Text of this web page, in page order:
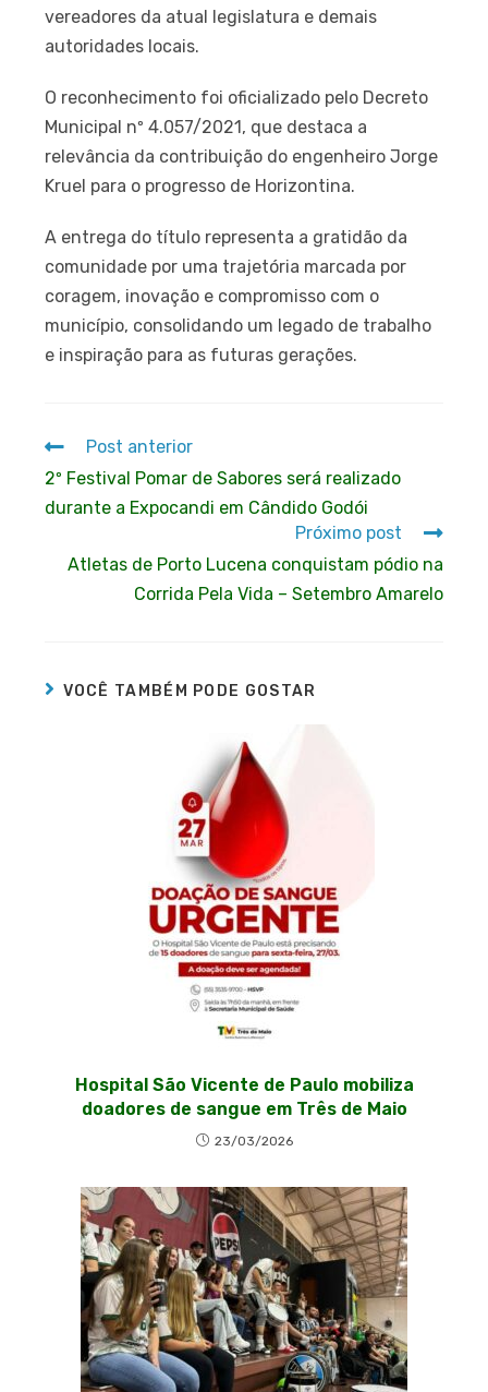
vereadores da atual legislatura e demais
autoridades locais.
O reconhecimento foi oficializado pelo Decreto
Municipal nº 4.057/2021, que destaca a
relevância da contribuição do engenheiro Jorge
Kruel para o progresso de Horizontina.
A entrega do título representa a gratidão da
comunidade por uma trajetória marcada por
coragem, inovação e compromisso com o
município, consolidando um legado de trabalho
e inspiração para as futuras gerações.
Post anterior
2º Festival Pomar de Sabores será realizado
durante a Expocandi em Cândido Godói
Próximo post
Atletas de Porto Lucena conquistam pódio na
Corrida Pela Vida – Setembro Amarelo
VOCÊ TAMBÉM PODE GOSTAR
Hospital São Vicente de Paulo mobiliza
doadores de sangue em Três de Maio
23/03/2026